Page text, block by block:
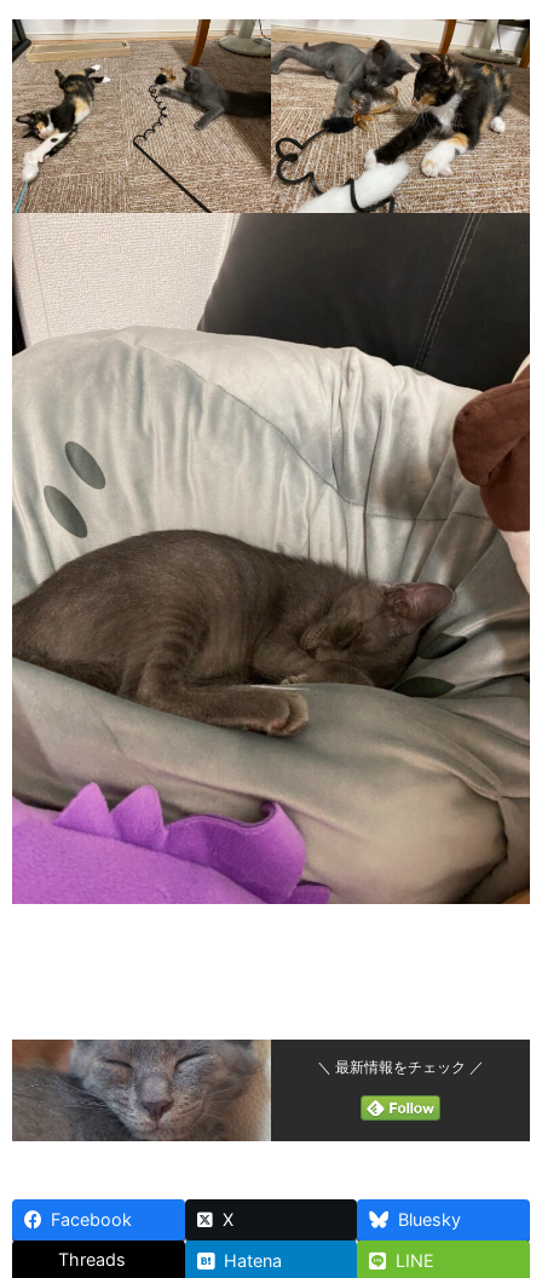
＼ 最新情報をチェック ／
Facebook X
Bluesky
Threads
Hatena LINE